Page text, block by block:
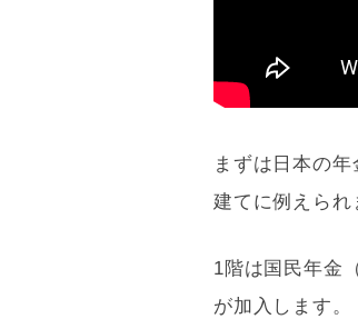
まずは日本の
建てに例えられ
1階は国民年金
が加入します。